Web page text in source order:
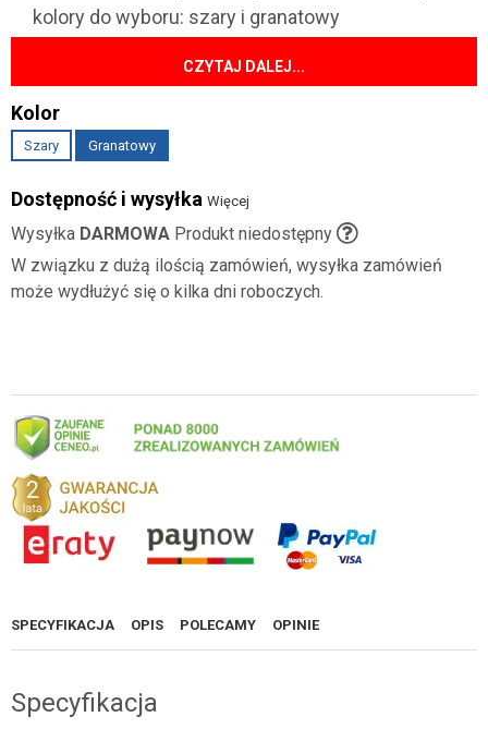
kolory do wyboru: szary i granatowy
CZYTAJ DALEJ...
Szary Granatowy
Dostępność i wysyłka Więcej
Wysyłka DARMOWA Produkt niedostępny
W związku z dużą ilością zamówień, wysyłka zamówień
może wydłużyć się o kilka dni roboczych.
SPECYFIKACJA OPIS POLECAMY OPINIE
Specyfikacja